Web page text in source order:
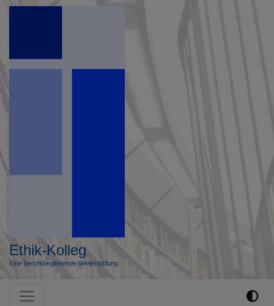
Direkt
Ethik-Kolleg
Eine berufsbegleitende Weiterbildung
Hauptnavigation